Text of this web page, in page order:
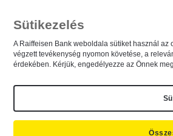
A dokumentum kereséséhez
Sütikezelés
A Raiffeisen Bank weboldala sütiket használ
végzett tevékenység nyomon követése, a
érdekében. Kérjük, engedélyezze az Önnek